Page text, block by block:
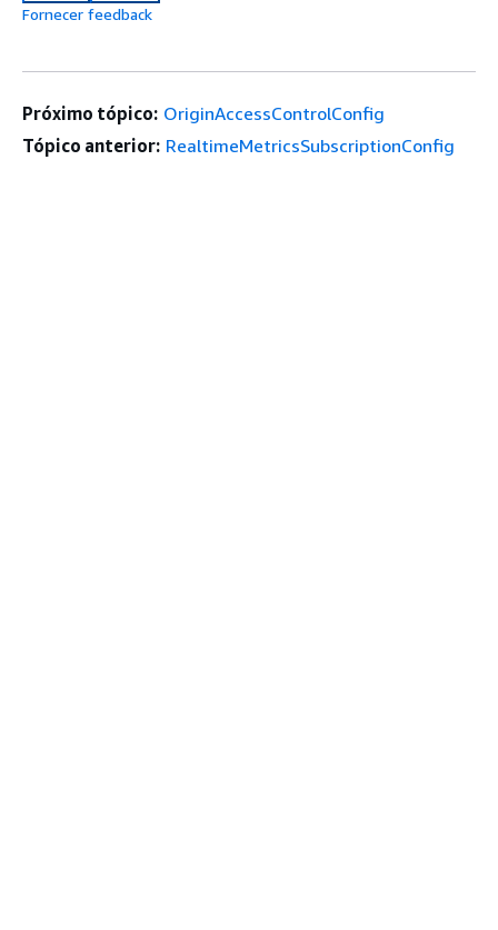
Fornecer feedback
Próximo tópico: OriginAccessControlConfig
Tópico anterior: RealtimeMetricsSubscriptionConfig